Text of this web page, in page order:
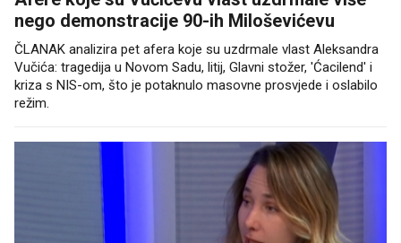
nego demonstracije 90-ih Miloševićevu
ČLANAK analizira pet afera koje su uzdrmale vlast Aleksandra
Vučića: tragedija u Novom Sadu, litij, Glavni stožer, 'Ćacilend' i
kriza s NIS-om, što je potaknulo masovne prosvjede i oslabilo
režim.